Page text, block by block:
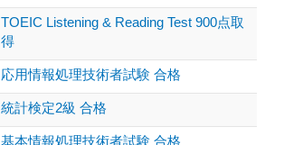
TOEIC Listening & Reading Test 900点取
得
応用情報処理技術者試験 合格
統計検定2級 合格
基本情報処理技術者試験 合格